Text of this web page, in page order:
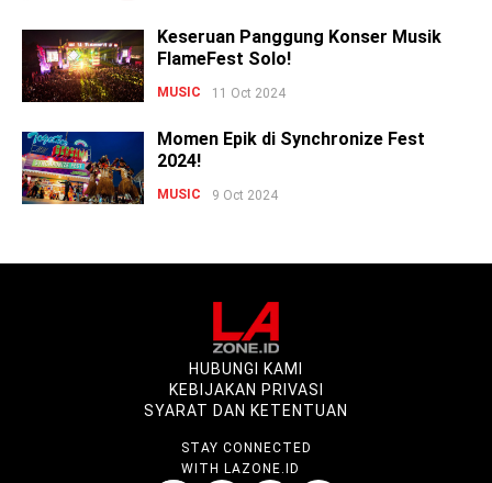
Keseruan Panggung Konser Musik
FlameFest Solo!
MUSIC 11 Oct 2024
Momen Epik di Synchronize Fest
2024!
MUSIC 9 Oct 2024
HUBUNGI KAMI
KEBIJAKAN PRIVASI
SYARAT DAN KETENTUAN
STAY CONNECTED
WITH LAZONE.ID